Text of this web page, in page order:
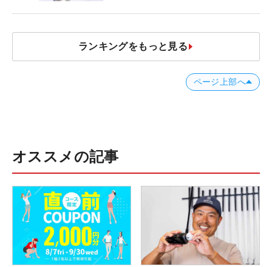
ランキングをもっと見る
ページ上部へ
オススメの記事